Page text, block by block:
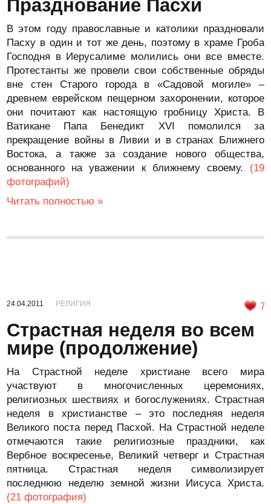
Празднование Пасхи
В этом году православные и католики праздновали
Пасху в один и тот же день, поэтому в храме Гроба
Господня в Иерусалиме молились они все вместе.
Протестанты же провели свои собственные обряды
вне стен Старого города в «Садовой могиле» –
древнем еврейском пещерном захоронении, которое
они почитают как настоящую гробницу Христа. В
Ватикане Папа Бенедикт XVI помолился за
прекращение войны в Ливии и в странах Ближнего
Востока, а также за создание нового общества,
основанного на уважении к ближнему своему. (19
фотографий)
Читать полностью »
24.04.2011 РЕЛИГИЯ 7
Страстная неделя во всем
мире (продолжение)
На Страстной неделе христиане всего мира
участвуют в многочисленных церемониях,
религиозных шествиях и богослужениях. Страстная
неделя в христианстве – это последняя неделя
Великого поста перед Пасхой. На Страстной неделе
отмечаются такие религиозные праздники, как
Вербное воскресенье, Великий четверг и Страстная
пятница. Страстная неделя символизирует
последнюю неделю земной жизни Иисуса Христа.
(21 фотография)